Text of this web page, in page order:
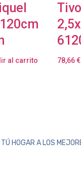
al carrito 78,66€
TÚ HOGAR A LOS